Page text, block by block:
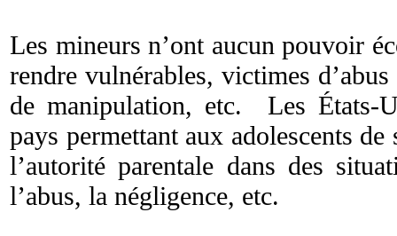
Les mineurs n’ont aucun pouvoir
rendre vulnérables, victimes
de manipulation, etc. Les États-
pays permettant aux adolescents
l’autorité parentale dans des
l’abus, la négligence, etc.